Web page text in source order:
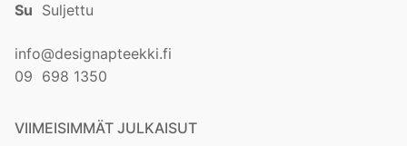
Su Suljettu
info@designapteekki.fi
09 698 1350
VIIMEISIMMÄT JULKAISUT